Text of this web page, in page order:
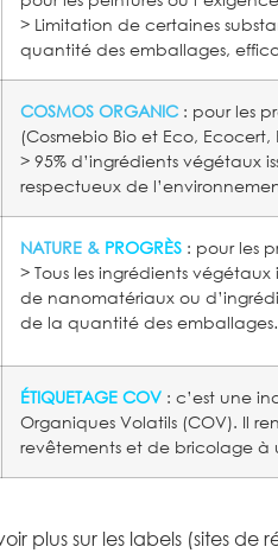
> Limitation de certaines
quantité des emballages,
COSMOS ORGANIC : pour les
(Cosmebio Bio et Eco, Ecocert,
> 95% d’ingrédients végétaux
respectueux de
NATURE & PROGRÈS : pour les
> Tous les ingrédients
de nanomatériaux ou
de la quantité des
ÉTIQUETAGE COV : c’est une
Organiques Volatils (COV). Il
revêtements et de bricolage à
plus sur les labels (sites